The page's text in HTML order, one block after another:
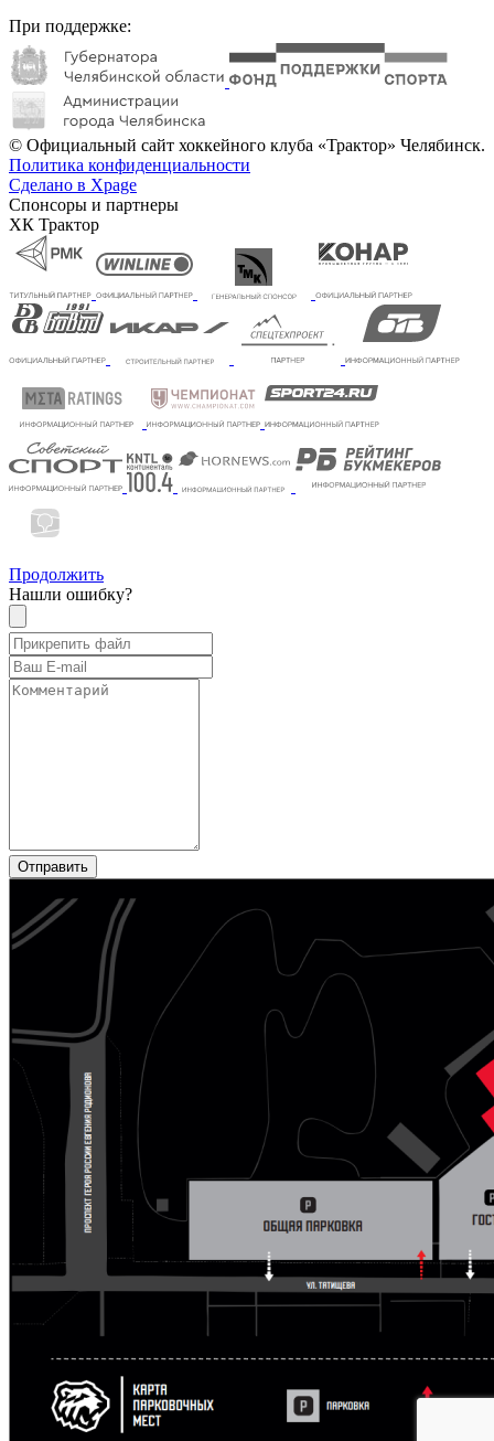
При поддержке:
© Официальный сайт хоккейного клуба «Трактор» Челябинск.
Политика конфиденциальности
Сделано в Xpage
Спонсоры и партнеры
ХК Трактор
Продолжить
Нашли ошибку?